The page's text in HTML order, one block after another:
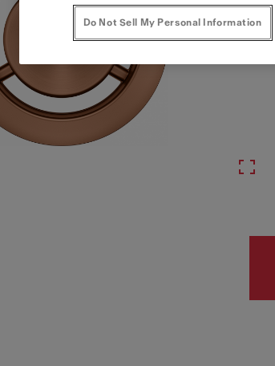
Do Not Sell My Personal Information